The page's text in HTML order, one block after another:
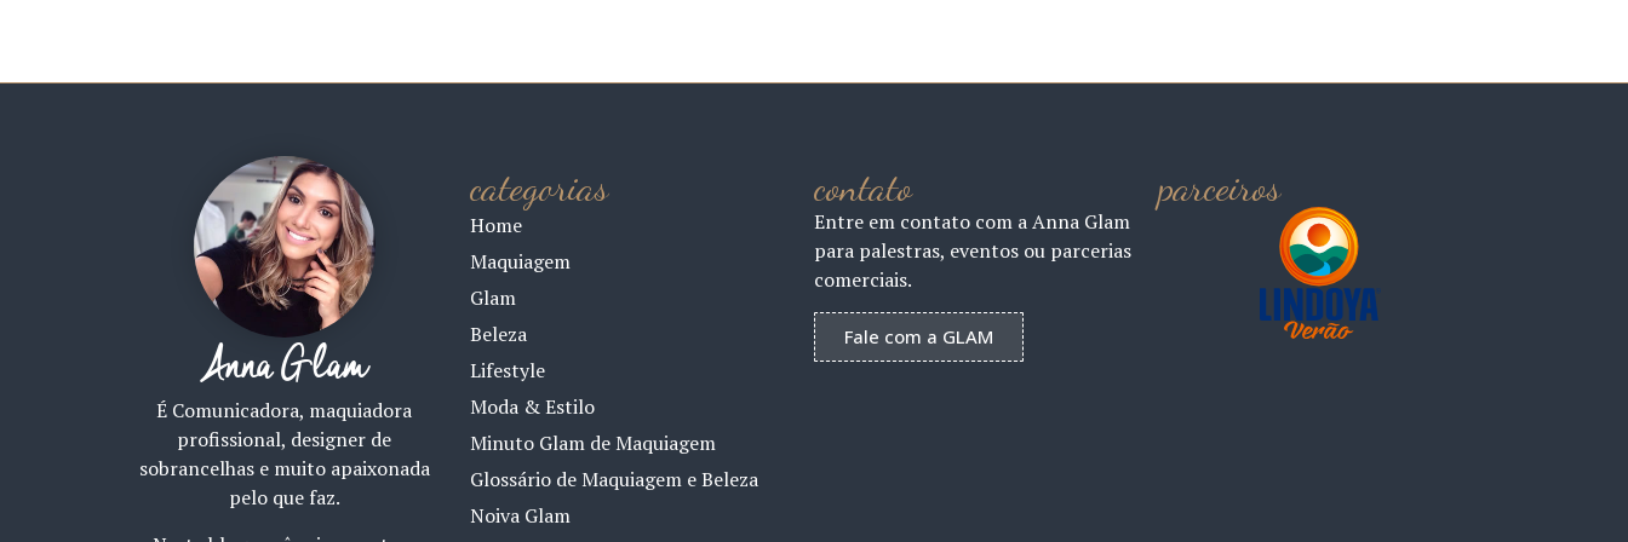
Anna Glam
É Comunicadora, maquiadora
profissional, designer de
sobrancelhas e muito apaixonada
pelo que faz.
categorias
Home
Maquiagem
Glam
Beleza
Lifestyle
Moda & Estilo
Minuto Glam de Maquiagem
Glossário de Maquiagem e Beleza
Noiva Glam
contato
Entre em contato com a Anna Glam
para palestras, eventos ou parcerias
comerciais.
Fale com a GLAM
parceiros